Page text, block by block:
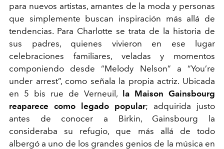
para nuevos artistas, amantes de la moda y personas
que simplemente buscan inspiración más allá de
tendencias. Para Charlotte se trata de la historia de
sus padres, quienes vivieron en ese lugar
celebraciones familiares, veladas y momentos
componiendo desde “Melody Nelson” a “You’re
under arrest”, como señala la propia actriz. Ubicada
en 5 bis rue de Verneuil, la Maison Gainsbourg
reaparece como legado popular; adquirida justo
antes de conocer a Birkin, Gainsbourg la
consideraba su refugio, que más allá de todo
albergó a uno de los grandes genios de la música en